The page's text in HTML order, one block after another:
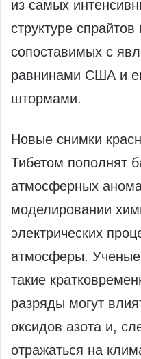
из самых
структуре спрайтов
сопоставимых с
равнинами США и
штормами.
Новые снимки
Тибетом пополнят
атмосферных
моделировании
электрических
атмосферы.
такие
разряды могут
оксидов азота и,
отражаться на